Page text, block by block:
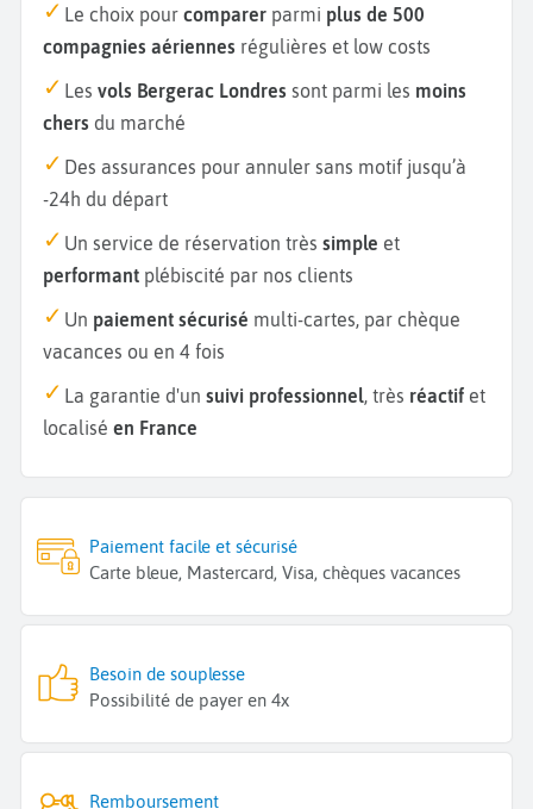
Le choix pour comparer parmi plus de 500
compagnies aériennes régulières et low costs
Les vols Bergerac Londres sont parmi les moins
chers du marché
Des assurances pour annuler sans motif jusqu’à
-24h du départ
Un service de réservation très simple et
performant plébiscité par nos clients
Un paiement sécurisé multi-cartes, par chèque
vacances ou en 4 fois
La garantie d'un suivi professionnel, très réactif et
localisé en France
Paiement facile et sécurisé
Carte bleue, Mastercard, Visa, chèques vacances
Besoin de souplesse
Possibilité de payer en 4x
Remboursement